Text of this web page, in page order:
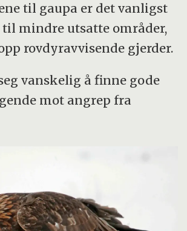
til gaupa er det vanligst
mindre utsatte områder,
rovdyravvisende gjerder.
vanskelig å finne gode
mot angrep fra